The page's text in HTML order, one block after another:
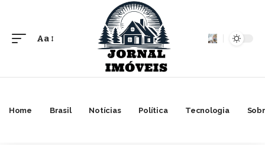
Font
Aa
Home Brasil Notícias Política Tecnologia